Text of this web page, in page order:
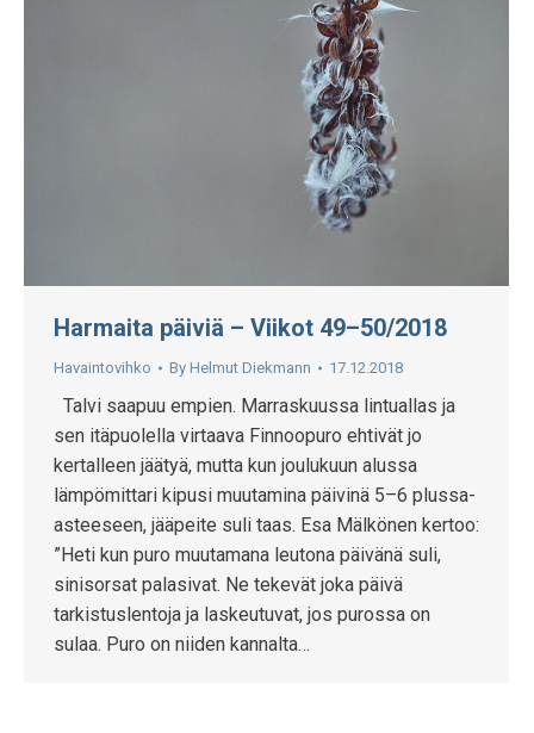
Harmaita päiviä – Viikot 49–50/2018
Havaintovihko By Helmut Diekmann 17.12.2018
Talvi saapuu empien. Marraskuussa lintuallas ja
sen itäpuolella virtaava Finnoopuro ehtivät jo
kertalleen jäätyä, mutta kun joulukuun alussa
lämpömittari kipusi muutamina päivinä 5–6 plussa-
asteeseen, jääpeite suli taas. Esa Mälkönen kertoo:
”Heti kun puro muutamana leutona päivänä suli,
sinisorsat palasivat. Ne tekevät joka päivä
tarkistuslentoja ja laskeutuvat, jos purossa on
sulaa. Puro on niiden kannalta…